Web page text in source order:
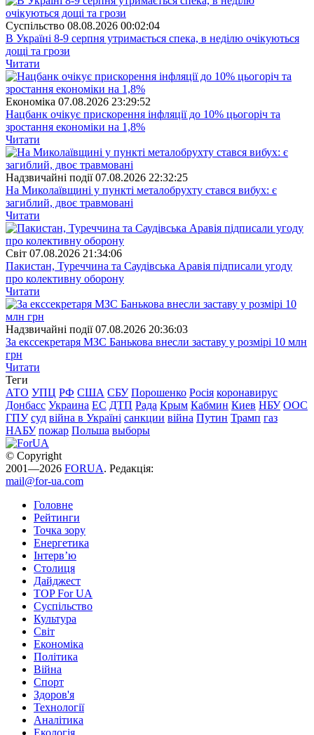
Суспiльство 08.08.2026 00:02:04
В Україні 8-9 серпня утримається спека, в неділю очікуються
дощі та грози
Читати
Економіка 07.08.2026 23:29:52
Нацбанк очікує прискорення інфляції до 10% цьогоріч та
зростання економіки на 1,8%
Читати
Надзвичайні події 07.08.2026 22:32:25
На Миколаївщині у пункті металобрухту стався вибух: є
загиблий, двоє травмовані
Читати
Свiт 07.08.2026 21:34:06
Пакистан, Туреччина та Саудівська Аравія підписали угоду
про колективну оборону
Читати
Надзвичайні події 07.08.2026 20:36:03
За екссекретаря МЗС Банькова внесли заставу у розмірі 10 млн
грн
Читати
Теги
АТО УПЦ РФ США СБУ Порошенко Росія коронавирус
Донбасс Украина ЕС ДТП Рада Крым Кабмин Киев НБУ ООС
ГПУ суд війна в Україні санкции війна Путин Трамп газ
НАБУ пожар Польша выборы
© Copyright
2001—2026 FORUA. Редакція:
mail@for-ua.com
Головне
Рейтинги
Точка зору
Енергетика
Інтерв’ю
Столиця
Дайджест
TOP For UA
Суспiльство
Культура
Світ
Економіка
Політика
Війна
Спорт
Здоров'я
Технології
Аналітика
Екологія